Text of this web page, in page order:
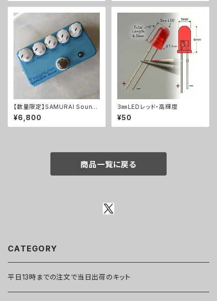
【数量限定】SAMURAI Sound
Tremoloneキット
¥6,800
3㎜LEDレッド・高輝度
¥50
商品一覧に戻る
CATEGORY
平日13時までの注文で当日出荷のキット